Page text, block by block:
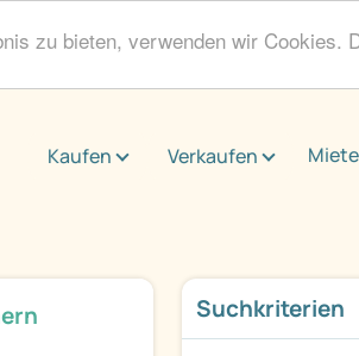
zu bieten, verwenden wir
Kaufen Verkaufen
Suchkriterien